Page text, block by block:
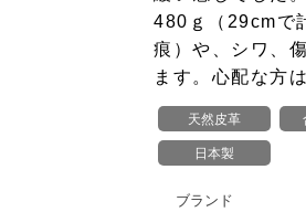
480ｇ（29cmで
痕）や、シワ、
ます。心配な方
天然皮革
日本製
ブランド